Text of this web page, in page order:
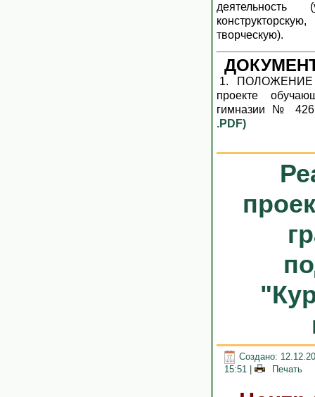
деятельность
творческую).
1. ПОЛОЖЕНИЕ
проекте
гимназии № 426
.PDF)
Создано:
15:51
Печать